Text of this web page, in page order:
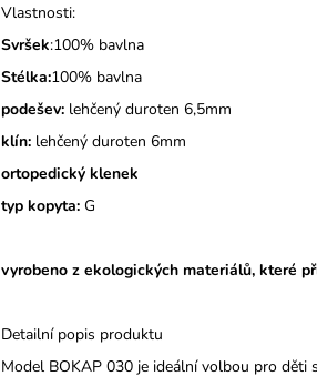
Vlastnosti:
Svršek:100% bavlna
Stélka:100% bavlna
podešev: lehčený duroten 6,5mm
klín: lehčený duroten 6mm
ortopedický klenek
typ kopyta: G
vyrobeno z ekologických materiálů, které
Detailní popis produktu
Model BOKAP 030 je ideální volbou pro děti s